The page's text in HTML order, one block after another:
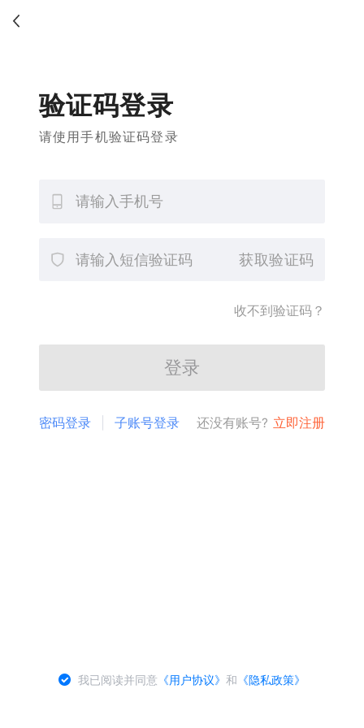
验证码登录
请使用手机验证码登录
获取验证码
收不到验证码？
登录
密码登录 子账号登录 还没有账号? 立即注册
我已阅读并同意 《用户协议》和 《隐私政策》